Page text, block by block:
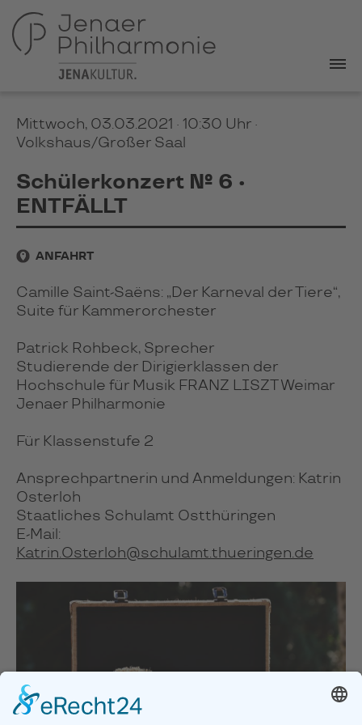
Mittwoch, 03.03.2021 · 10:30 Uhr ·
Volkshaus/Großer Saal
Schülerkonzert № 6 •
ENTFÄLLT
ANFAHRT
Camille Saint-Saëns: „Der Karneval der Tiere“,
Suite für Kammerorchester
Patrick Rohbeck, Sprecher
Studierende der Dirigierklassen der
Hochschule für Musik FRANZ LISZT Weimar
Jenaer Philharmonie
Für Klassenstufe 2
Ansprechpartnerin und Anmeldungen: Katrin
Osterloh
Staatliches Schulamt Ostthüringen
E-Mail:
Katrin.Osterloh@schulamt.thueringen.de